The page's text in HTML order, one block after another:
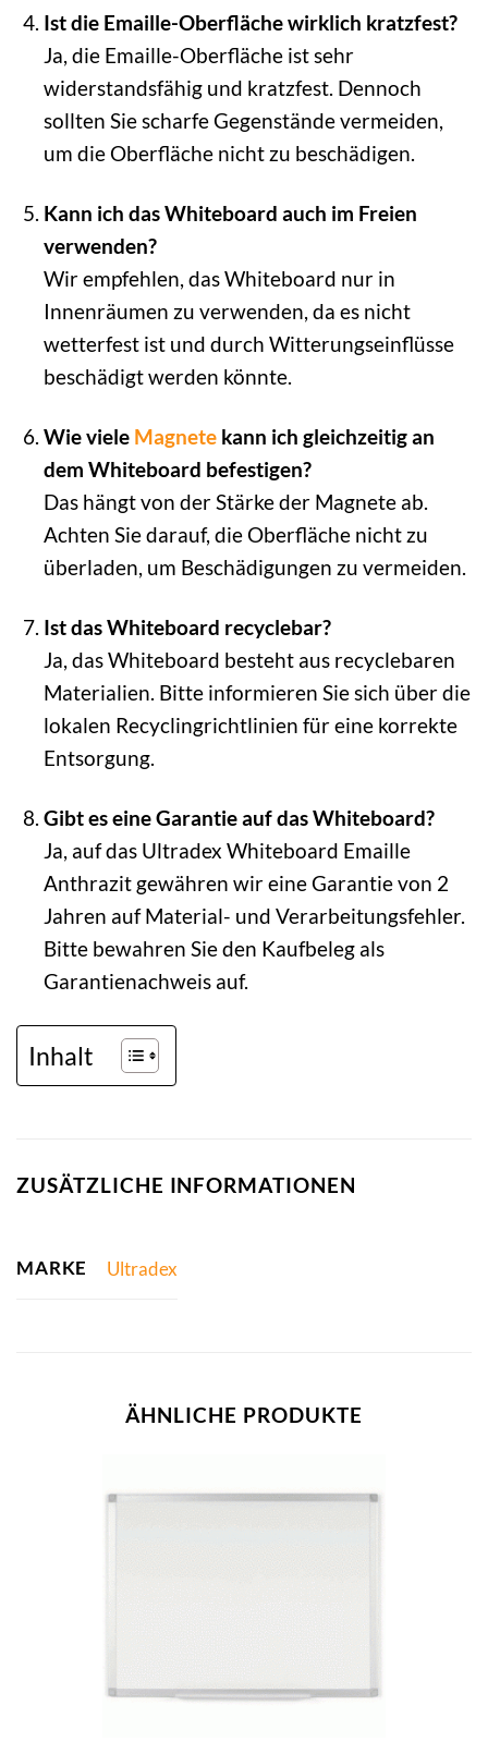
Ist die Emaille-Oberfläche wirklich kratzfest?
Ja, die Emaille-Oberfläche ist sehr
widerstandsfähig und kratzfest. Dennoch
sollten Sie scharfe Gegenstände vermeiden,
um die Oberfläche nicht zu beschädigen.
Kann ich das Whiteboard auch im Freien
verwenden?
Wir empfehlen, das Whiteboard nur in
Innenräumen zu verwenden, da es nicht
wetterfest ist und durch Witterungseinflüsse
beschädigt werden könnte.
Wie viele Magnetekann ich gleichzeitig an
dem Whiteboard befestigen?
Das hängt von der Stärke der Magnete ab.
Achten Sie darauf, die Oberfläche nicht zu
überladen, um Beschädigungen zu vermeiden.
Ist das Whiteboard recyclebar?
Ja, das Whiteboard besteht aus recyclebaren
Materialien. Bitte informieren Sie sich über die
lokalen Recyclingrichtlinien für eine korrekte
Entsorgung.
Gibt es eine Garantie auf das Whiteboard?
Ja, auf das Ultradex Whiteboard Emaille
Anthrazit gewähren wir eine Garantie von 2
Jahren auf Material- und Verarbeitungsfehler.
Bitte bewahren Sie den Kaufbeleg als
Garantienachweis auf.
Inhalt
ZUSÄTZLICHE INFORMATIONEN
MARKE Ultradex
ÄHNLICHE PRODUKTE